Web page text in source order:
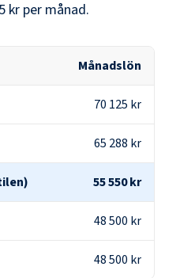
kr per månad.
Månadslön
70 125 kr
65 288 kr
55 550 kr
48 500 kr
48 500 kr